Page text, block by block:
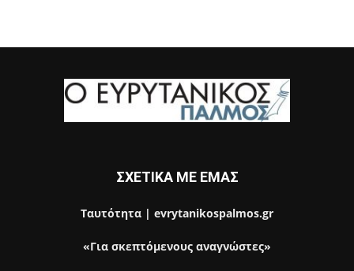
ΣΧΕΤΙΚΑ ΜΕ ΕΜΑΣ
Ταυτότητα | evrytanikospalmos.gr
«Για σκεπτόμενους αναγνώστες»